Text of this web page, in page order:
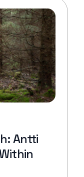
Antti